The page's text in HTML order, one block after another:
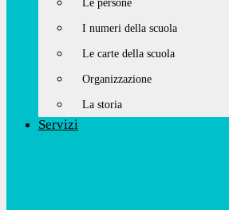
Le persone
I numeri della scuola
Le carte della scuola
Organizzazione
La storia
Servizi